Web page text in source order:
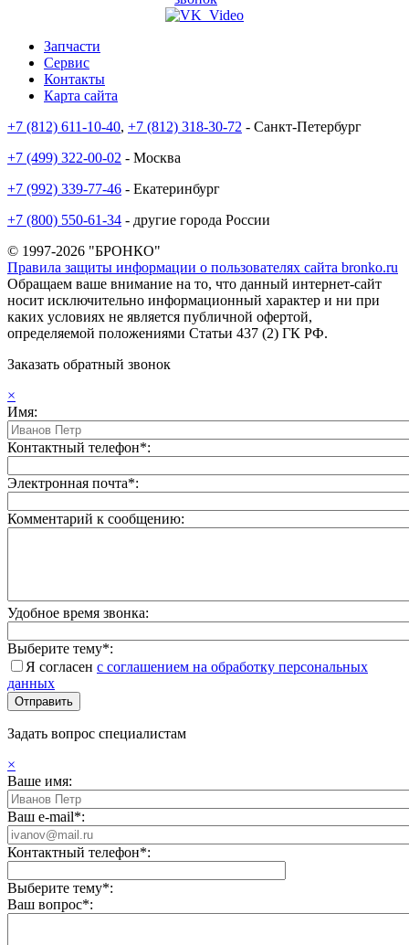
Запчасти
Сервис
Контакты
Карта сайта
+7 (812) 611-10-40, +7 (812) 318-30-72 - Санкт-Петербург
+7 (499) 322-00-02 - Москва
+7 (992) 339-77-46 - Екатеринбург
+7 (800) 550-61-34 - другие города России
© 1997-2026 "БРОНКО"
Правила защиты информации о пользователях сайта bronko.ru
Обращаем ваше внимание на то, что данный интернет-сайт
носит исключительно информационный характер и ни при
каких условиях не является публичной офертой,
определяемой положениями Статьи 437 (2) ГК РФ.
Заказать обратный звонок
×
Имя:
Контактный телефон*:
Электронная почта*:
Комментарий к сообщению:
Удобное время звонка:
Выберите тему*:
Я согласен с соглашением на обработку персональных
данных
Задать вопрос специалистам
×
Ваше имя:
Ваш e-mail*:
Контактный телефон*:
Выберите тему*:
Ваш вопрос*: